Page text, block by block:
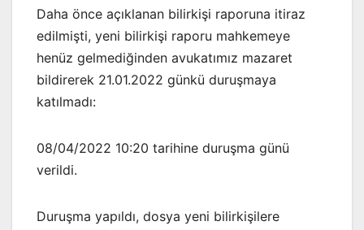
Daha önce açıklanan bilirkişi raporuna itiraz
edilmişti, yeni bilirkişi raporu mahkemeye
henüz gelmediğinden avukatımız mazaret
bildirerek 21.01.2022 günkü duruşmaya
katılmadı:
08/04/2022 10:20 tarihine duruşma günü
verildi.
Duruşma yapıldı, dosya yeni bilirkişilere